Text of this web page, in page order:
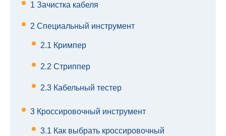
1 Зачистка кабеля
2 Специальный инструмент
2.1 Кримпер
2.2 Стриппер
2.3 Кабельный тестер
3 Кроссировочный инструмент
3.1 Как выбрать кроссировочный